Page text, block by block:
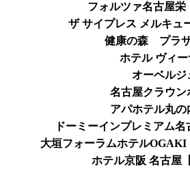
フォルツァ名古屋栄
ザ サイプレス メルキュ
健康の森 プラ
ホテル ヴィー
オーベルジ
名古屋クラウン
アパホテル丸の
ドーミーインプレミアム名
大垣フォーラムホテル
ホテル京阪 名古屋